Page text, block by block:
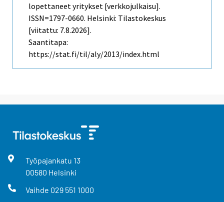
lopettaneet yritykset [verkkojulkaisu].
ISSN=1797-0660. Helsinki: Tilastokeskus
[viitattu: 7.8.2026].
Saantitapa:
https://stat.fi/til/aly/2013/index.html
Työpajankatu 13
00580 Helsinki
Vaihde 029 551 1000